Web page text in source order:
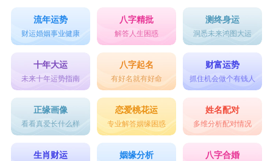
流年运势
财运婚姻事业健康
八字精批
解答人生困惑
测终身运
洞悉未来鸿图大运
十年大运
未来十年运势指南
八字起名
有好名就有好命
财富运势
抓住机会做个有钱人
正缘画像
看看真爱长什么样
恋爱桃花运
专业解答姻缘困惑
姓名配对
多维分析配对情况
生肖财运 姻缘分析 八字合婚